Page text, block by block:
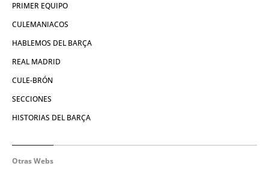
PRIMER EQUIPO
CULEMANIACOS
HABLEMOS DEL BARÇA
REAL MADRID
CULE-BRÓN
SECCIONES
HISTORIAS DEL BARÇA
Otras Webs